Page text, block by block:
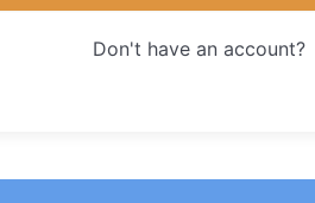
Don't have an account?